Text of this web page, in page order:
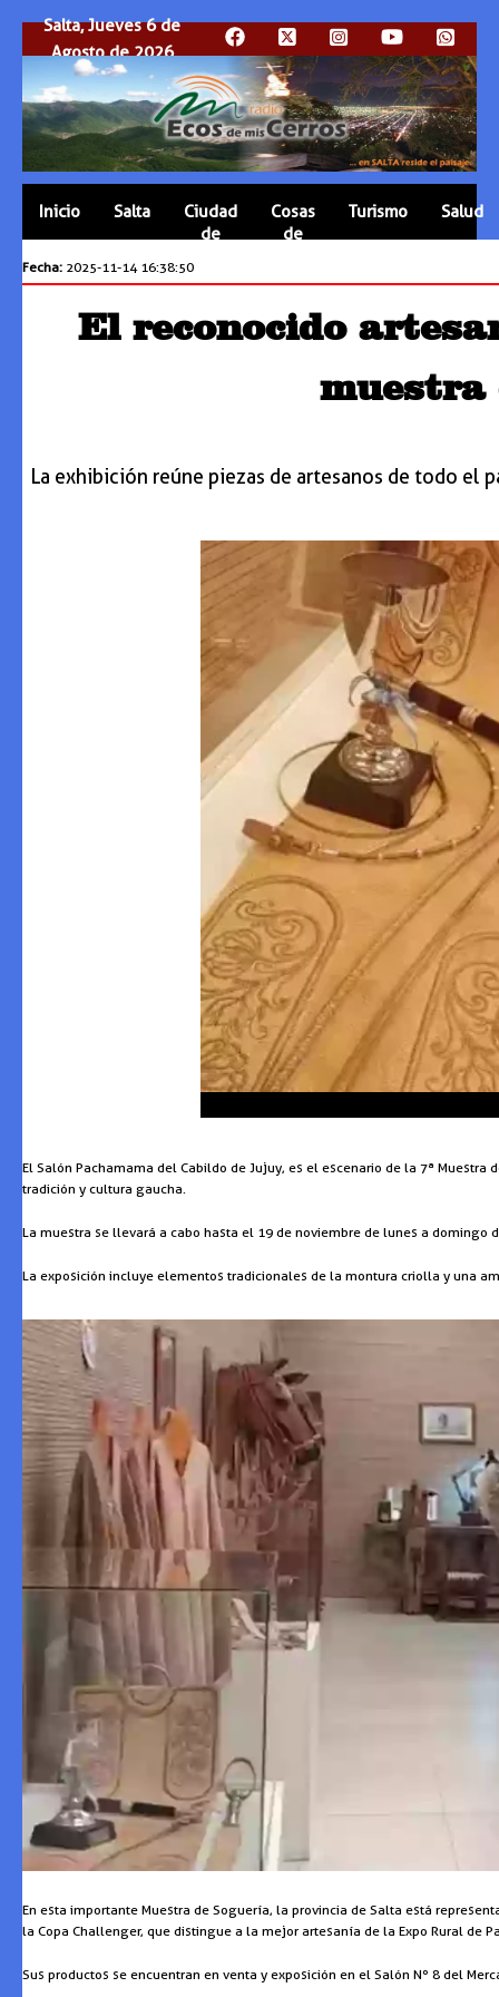
Salta, Jueves 6 de
Agosto de 2026
Inicio Salta
Ciudad
de
Cosas
de
Turismo Salud
Fecha: 2025-11-14 16:38:50
El reconocido
muestra
La exhibición reúne piezas de artesanos de todo el
El Salón Pachamama del Cabildo de Jujuy, es el escenario de la 7ª
tradición y cultura gaucha.
La muestra se llevará a cabo hasta el 19 de noviembre de lunes a domingo
La exposición incluye elementos tradicionales de la montura criolla y una
En esta importante Muestra de Soguería, la provincia de Salta está
la Copa Challenger, que distingue a la mejor artesanía de la Expo Rural de
Sus productos se encuentran en venta y exposición en el Salón Nº 8 del